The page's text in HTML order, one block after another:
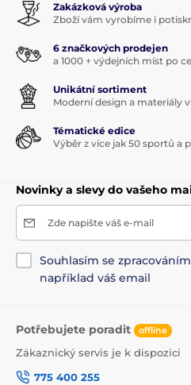
Zakázková výroba
Zboží vám vyrobíme i
6 značkových prodejen
a 1000 + výdejních míst po
Unikátní sortiment
Moderní design a materiály
Tématické edice
Výběr z více jak 50 sportů a
Novinky a slevy do vašeho
Zde napište váš e-mail
Souhlasím se zpracováním
například váš email
Potřebujete poradit offline
Zákaznický servis je k dispozici
775 400 255